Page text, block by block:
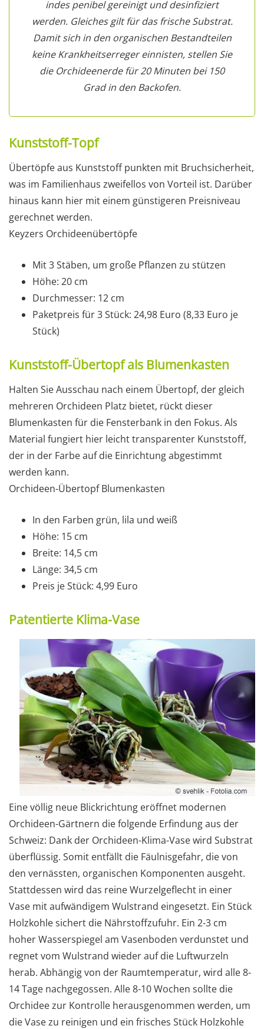
indes penibel gereinigt und desinfiziert
werden. Gleiches gilt für das frische Substrat.
Damit sich in den organischen Bestandteilen
keine Krankheitserreger einnisten, stellen Sie
die Orchideenerde für 20 Minuten bei 150
Grad in den Backofen.
Kunststoff-Topf
Übertöpfe aus Kunststoff punkten mit Bruchsicherheit,
was im Familienhaus zweifellos von Vorteil ist. Darüber
hinaus kann hier mit einem günstigeren Preisniveau
gerechnet werden.
Keyzers Orchideenübertöpfe
Mit 3 Stäben, um große Pflanzen zu stützen
Höhe: 20 cm
Durchmesser: 12 cm
Paketpreis für 3 Stück: 24,98 Euro (8,33 Euro je
Stück)
Kunststoff-Übertopf als Blumenkasten
Halten Sie Ausschau nach einem Übertopf, der gleich
mehreren Orchideen Platz bietet, rückt dieser
Blumenkasten für die Fensterbank in den Fokus. Als
Material fungiert hier leicht transparenter Kunststoff,
der in der Farbe auf die Einrichtung abgestimmt
werden kann.
Orchideen-Übertopf Blumenkasten
In den Farben grün, lila und weiß
Höhe: 15 cm
Breite: 14,5 cm
Länge: 34,5 cm
Preis je Stück: 4,99 Euro
Patentierte Klima-Vase
Eine völlig neue Blickrichtung eröffnet modernen
Orchideen-Gärtnern die folgende Erfindung aus der
Schweiz: Dank der Orchideen-Klima-Vase wird Substrat
überflüssig. Somit entfällt die Fäulnisgefahr, die von
den vernässten, organischen Komponenten ausgeht.
Stattdessen wird das reine Wurzelgeflecht in einer
Vase mit aufwändigem Wulstrand eingesetzt. Ein Stück
Holzkohle sichert die Nährstoffzufuhr. Ein 2-3 cm
hoher Wasserspiegel am Vasenboden verdunstet und
regnet vom Wulstrand wieder auf die Luftwurzeln
herab. Abhängig von der Raumtemperatur, wird alle 8-
14 Tage nachgegossen. Alle 8-10 Wochen sollte die
Orchidee zur Kontrolle herausgenommen werden, um
die Vase zu reinigen und ein frisches Stück Holzkohle